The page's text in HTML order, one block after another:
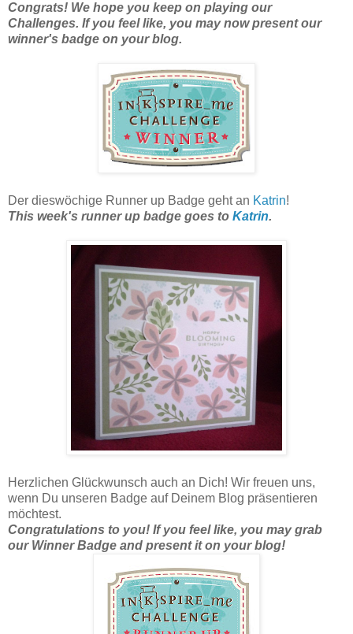
Congrats! We hope you keep on playing our
Challenges. Ifyou feel like, you may now present our
winner's badge on your blog.
Der dieswöchige Runner up Badge geht an Katrin!
This week's runner up badge goes to Katrin.
Herzlichen Glückwunsch auch an Dich! Wir freuen uns,
wenn Du unseren Badge auf Deinem Blog präsentieren
möchtest.
Congratulations to you! If you feel like, you may grab
our Winner Badge and present it on your blog!